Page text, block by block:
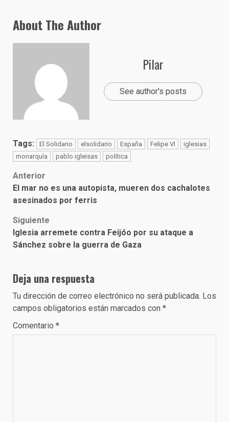
About The Author
Pilar
See author's posts
Tags: El Solidario elsolidario España Felipe VI
iglesias
monarquía
pablo igleisas política
Post
navigation
Anterior
El mar no es una autopista, mueren dos cachalotes
asesinados por ferris
Siguiente
Iglesia arremete contra Feijóo por su ataque a
Sánchez sobre la guerra de Gaza
Deja una respuesta
Tu dirección de correo electrónico no será publicada. Los
campos obligatorios están marcados con *
Comentario *